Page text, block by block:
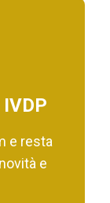
e resta
e